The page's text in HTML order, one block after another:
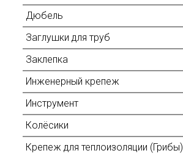
Дюбель
Заглушки для труб
Заклепка
Инженерный крепеж
Инструмент
Колёсики
Крепеж для теплоизоляции (Грибы)